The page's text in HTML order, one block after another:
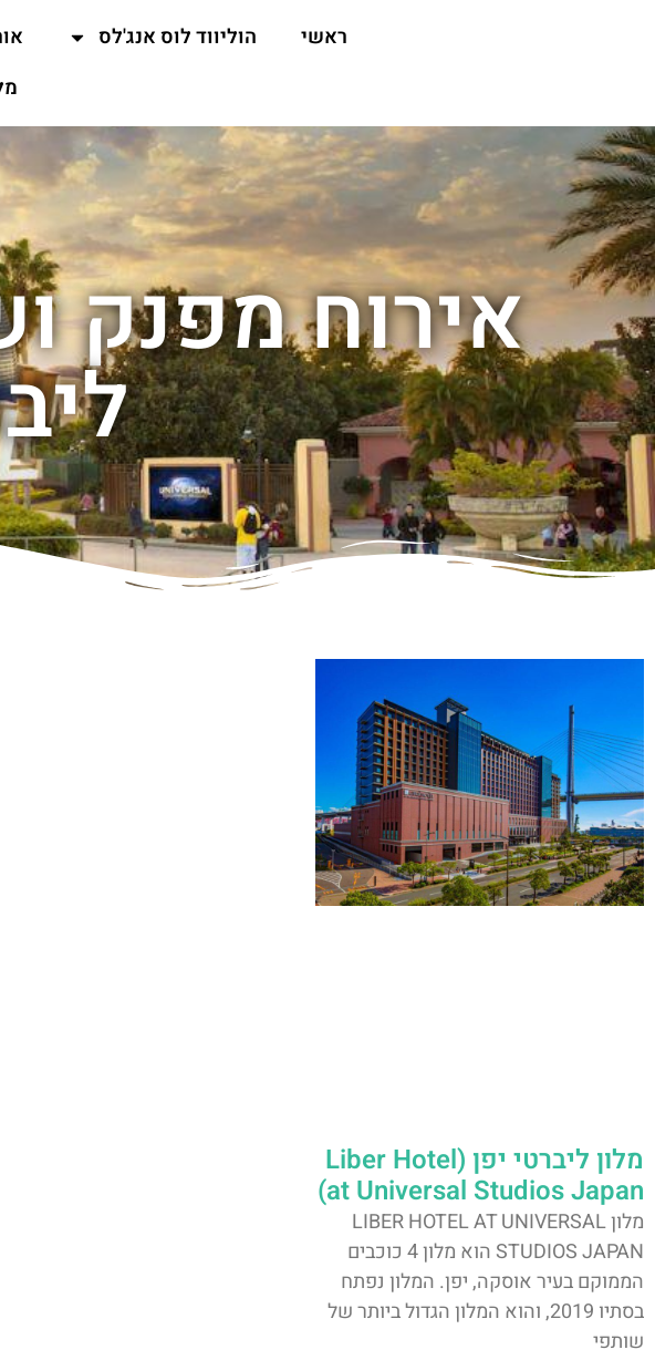
ראשי הוליווד לוס אנג'לס
אירוח מפנק
מלון ליברטי יפן (Liber Hotel
at Universal Studios Japan)
מלון LIBER HOTEL AT UNIVERSAL
STUDIOS JAPAN הוא מלון 4 כוכבים
הממוקם בעיר אוסקה, יפן. המלון נפתח
בסתיו 2019, והוא המלון הגדול ביותר של
שותפי